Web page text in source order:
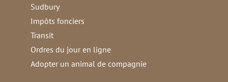
Sudbury
Impôts fonciers
Transit
Ordres du jour en ligne
Adopter un animal de compagnie